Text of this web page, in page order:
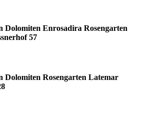
Dolomiten Enrosadira Rosengarten
57
Dolomiten Rosengarten Latemar